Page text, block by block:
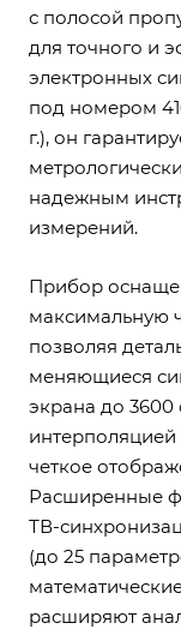
с полосой
для точного и
электронных
под номером
г.), он
надежным
измерений.
Прибор
максимальную
позволяя
меняющиеся
экрана до 3600
интерполяцией
четкое
Расширенные
ТВ-
(до 25
расширяют